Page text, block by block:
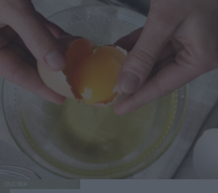
per esaltarne la sapidità. Preparazione antipasto con
finocchi al forno Eliminate le foglie esterne più dure,
lavate i finocchi sotto l'acqua e tagliate a spicchi piuttosto
grossi. Sbollentateli per alcuni minuti in acqua bollente
salata per ammorbidirli e teneteli da parte. Mescolate il
pangrattato con il parmigiano grattugiato. Ungete una
pirofila con metà del burro e adagiatevi sopra i finocchi.
Salate, pepate e ricoprite con pangrattato misto al
formaggio, il restante burro a fiocchetti e condite con un
giro di olio extravergine di oliva. Infornate a 180°C per 20
CUCINA